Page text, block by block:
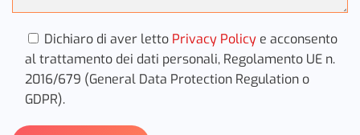
Dichiaro di aver letto Privacy Policy e acconsento
al trattamento dei dati personali, Regolamento UE n.
2016/679 (General Data Protection Regulation o
GDPR).